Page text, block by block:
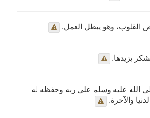
القلوب، وهو يبطل العمل.
يزيدها.
الله عليه وسلم على ربه وحفظه له
والآخرة.